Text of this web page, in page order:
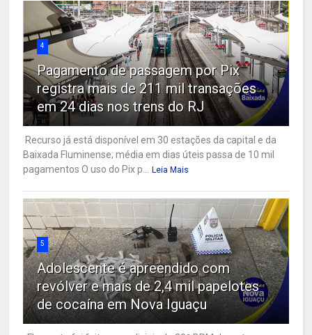
4
Pagamento de passagem por Pix
registra mais de 211 mil transações
em 24 dias nos trens do RJ
Recurso já está disponível em 30 estações da capital e da
Baixada Fluminense; média em dias úteis passa de 10 mil
pagamentos O uso do Pix p...
Leia Mais
5
Adolescente é apreendido com
revólver e mais de 2,4 mil papelotes
de cocaína em Nova Iguaçu